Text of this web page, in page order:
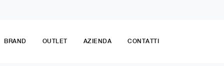
BRAND OUTLET AZIENDA CONTATTI